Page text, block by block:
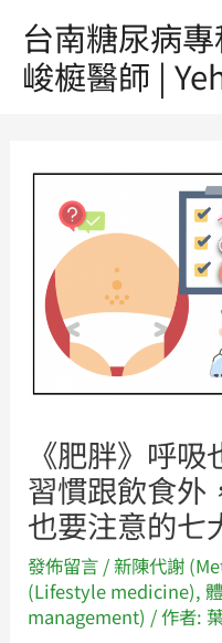
台南糖尿病
峻榳醫師 |
《肥胖》呼
習慣跟飲食外
也要注意的七
發佈留言 /新陳代謝
(Lifestyle medicine),
management) / 作者: